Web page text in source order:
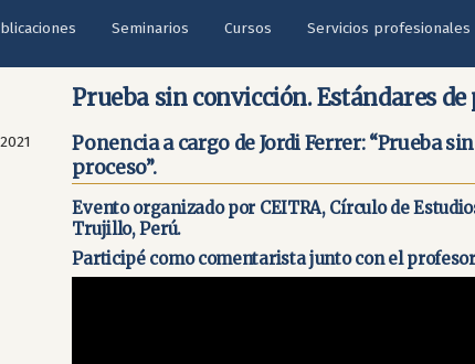
Seminarios Cursos Servicios profesionales
Prueba sin convicción. Estándares
Ponencia a cargo de Jordi Ferrer: “Prueba
proceso”.
Evento organizado por CEITRA, Círculo de
Trujillo, Perú.
Participé como comentarista junto con el